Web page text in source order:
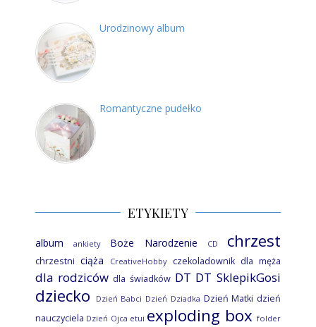
Urodzinowy album
Romantyczne pudełko
ETYKIETY
album ankiety Boże Narodzenie CD chrzest
chrzestni ciąża CreativeHobby czekoladownik dla męża
dla rodziców dla świadków DT DT SklepikGosi
dziecko Dzień Babci Dzień Dziadka Dzień Matki dzień
nauczyciela Dzień Ojca etui exploding box folder